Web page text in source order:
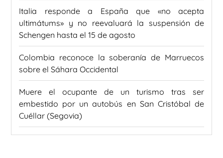
Italia responde a España que «no acepta
ultimátums» y no reevaluará la suspensión de
Schengen hasta el 15 de agosto
Colombia reconoce la soberanía de Marruecos
sobre el Sáhara Occidental
Muere el ocupante de un turismo tras ser
embestido por un autobús en San Cristóbal de
Cuéllar (Segovia)